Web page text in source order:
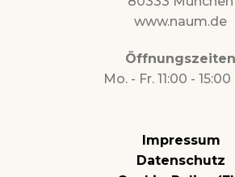
www.naum.de
Öffnungszeiten
Mo. - Fr. 11:00 -
Impressum
Datenschutz